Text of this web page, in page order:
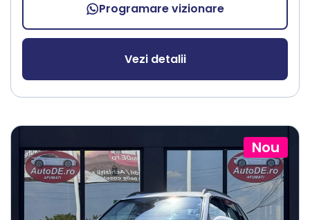
Programare vizionare
Vezi detalii
Nou